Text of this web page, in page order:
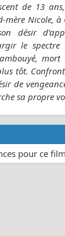
de 13
mère Nicole, à
désir
le
mort
tôt.
de
sa propre
pour ce film